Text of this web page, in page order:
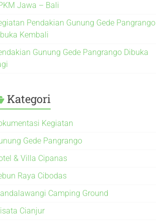
Jawa – Bali
Pendakian Gunung Gede Pangrango
Kembali
Gunung Gede Pangrango Dibuka
Kategori
Kegiatan
Gede Pangrango
& Villa Cipanas
Raya Cibodas
Camping Ground
Cianjur